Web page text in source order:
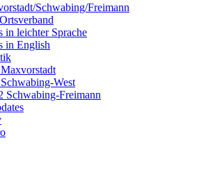
Schwabing/Freimann
in leichter Sprache
in English
West
Schwabing-Freimann